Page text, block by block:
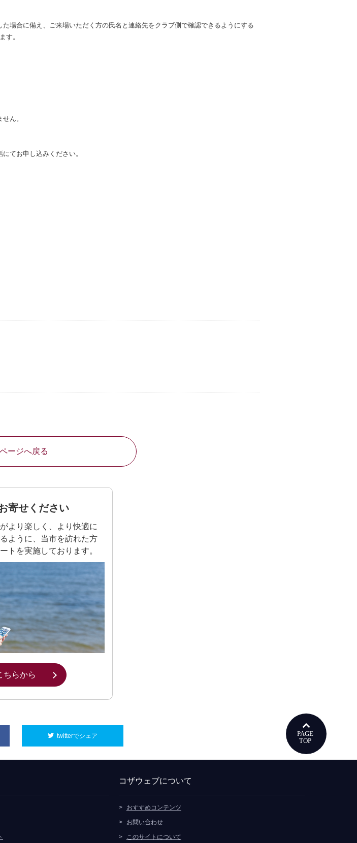
場合に備え、ご来場いただく方の氏名と連絡先をクラブ側で確認できるようにする
す。
ん。
てお申し込みください。
ージへ戻る
寄せください
より楽しく、より快適に
ように、当市を訪れた方
トを実施しております。
ちらから 別ウィンドウで開きます
ィンドウで開きます twitterでシェア
コザウェブについて
おすすめコンテンツ
お問い合わせ
このサイトについて